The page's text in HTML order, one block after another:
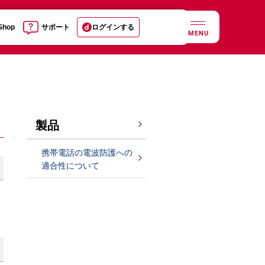
サポート ログインする
MENU
製品
携帯電話の電波防護への
適合性について